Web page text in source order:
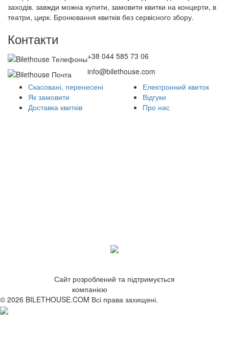
заходів. завжди можна купити, замовити квитки на концерти, в
театри, цирк. Бронювання квитків без сервісного збору.
Контакти
+38 044 585 73 06
info@bilethouse.com
Скасовані, перенесені
Як замовити
Доставка квитків
Електронний квиток
Відгуки
Про нас
Сайт розроблений та підтримується
компанією
© 2026 BILETHOUSE.COM Всі права захищені.